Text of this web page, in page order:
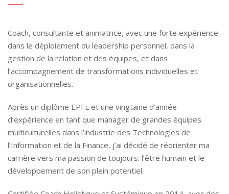
Coach, consultante et animatrice, avec une forte expérience
dans le déploiement du leadership personnel, dans la
gestion de la relation et des équipes, et dans
l’accompagnement de transformations individuelles et
organisationnelles.
Après un diplôme EPFL et une vingtaine d’année
d’expérience en tant que manager de grandes équipes
multiculturelles dans l’industrie des Technologies de
l’Information et de la Finance, j’ai décidé de réorienter ma
carrière vers ma passion de toujours: l’être humain et le
développement de son plein potentiel.